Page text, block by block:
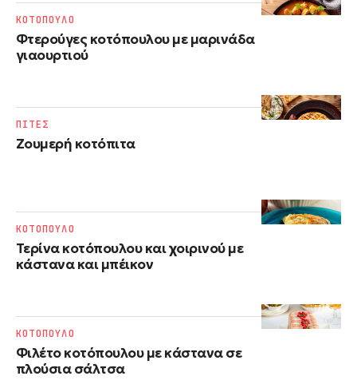
Φτερούγες κοτόπουλου με μαρινάδα
γιαουρτιού
ΚΟΤΟΠΟΥΛΟ
Ζουμερή κοτόπιτα
ΠΙΤΕΣ
Τερίνα κοτόπουλου και χοιρινού με
κάστανα και μπέικον
ΚΟΤΟΠΟΥΛΟ
Φιλέτο κοτόπουλου με κάστανα σε
πλούσια σάλτσα
ΚΟΤΟΠΟΥΛΟ